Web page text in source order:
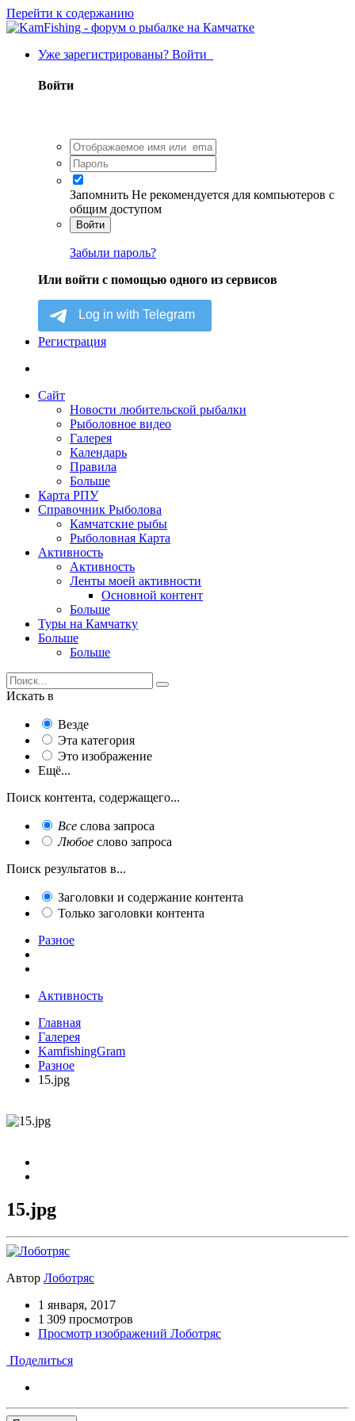
Перейти к содержанию
Уже зарегистрированы? Войти
Войти
Запомнить Не рекомендуется для компьютеров с
общим доступом
Войти
Забыли пароль?
Или войти с помощью одного из сервисов
Регистрация
Сайт
Новости любительской рыбалки
Рыболовное видео
Галерея
Календарь
Правила
Больше
Карта РПУ
Справочник Рыболова
Камчатские рыбы
Рыболовная Карта
Активность
Активность
Ленты моей активности
Основной контент
Больше
Туры на Камчатку
Больше
Больше
Искать в
Везде
Эта категория
Это изображение
Ещё...
Поиск контента, содержащего...
Все слова запроса
Любое слово запроса
Поиск результатов в...
Заголовки и содержание контента
Только заголовки контента
Разное
Активность
Главная
Галерея
KamfishingGram
Разное
15.jpg
15.jpg
Автор Лоботряс
1 января, 2017
1 309 просмотров
Просмотр изображений Лоботряс
Поделиться